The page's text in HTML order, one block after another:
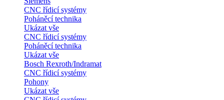
CNC řídicí systémy
Poháněcí technika
Ukázat vše
CNC řídicí systémy
Poháněcí technika
Ukázat vše
Bosch Rexroth/Indramat
CNC řídicí systémy
Pohony
Ukázat vše